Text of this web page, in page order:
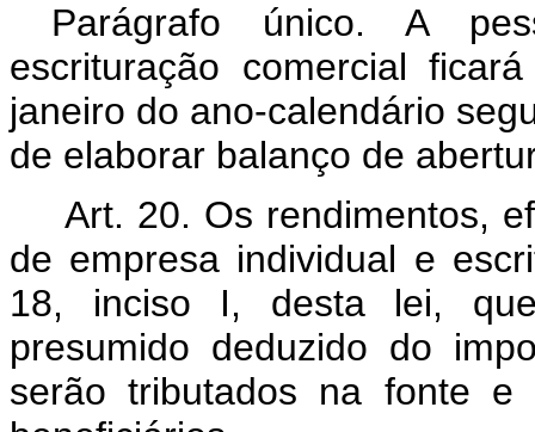
Parágrafo único. A
escrituração comercial
janeiro do ano-calendário
de elaborar balanço de
Art. 20. Os rendimentos,
de empresa individual e
18, inciso I, desta lei,
presumido deduzido do
serão tributados na fonte e